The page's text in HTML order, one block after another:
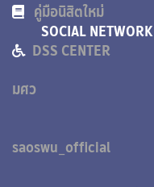
คู่มือนิสิตใหม่
SOCIAL NETWORK
DSS CENTER
มศว
saoswu_official